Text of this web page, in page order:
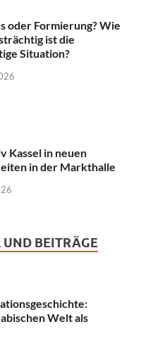
oder Formierung? Wie
ist die
Situation?
Kassel in neuen
in der Markthalle
UND BEITRÄGE
Welt als